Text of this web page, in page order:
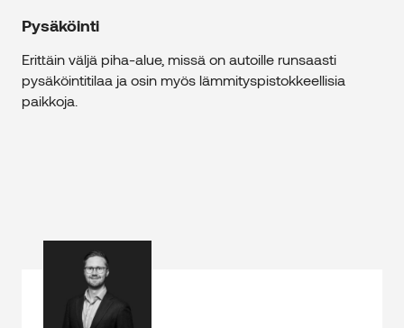
Pysäköinti
Erittäin väljä piha-alue, missä on autoille runsaasti
pysäköintitilaa ja osin myös lämmityspistokkeellisia
paikkoja.